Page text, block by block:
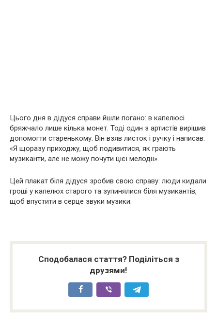
Цього дня в дідуся справи йшли погано: в капелюсі
бряжчало лише кілька монет. Тоді один з артистів вирішив
допомогти старенькому. Він взяв листок і ручку і написав:
«Я щоразу приходжу, щоб подивитися, як грають
музиканти, але не можу почути цієї мелодії».
Цей плакат біля дідуся зробив свою справу: люди кидали
гроші у капелюх старого та зупинялися біля музикантів,
щоб впустити в серце звуки музики.
Сподобалася стаття? Поділіться з
друзями!